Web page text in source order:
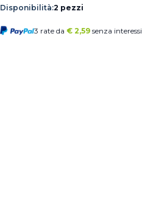
Disponibilità:2 pezzi
3 rate da € 2,59 senza interessi